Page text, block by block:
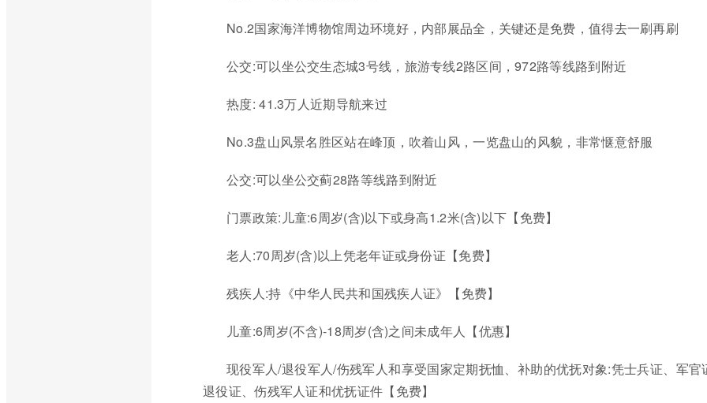
No.2国家海洋博物馆周边环境好，内部展品全，关键还是免费，值得去一刷再刷
公交:可以坐公交生态城3号线，旅游专线2路区间，972路等线路到附近
热度: 41.3万人近期导航来过
No.3盘山风景名胜区站在峰顶，吹着山风，一览盘山的风貌，非常惬意舒服
公交:可以坐公交蓟28路等线路到附近
门票政策:儿童:6周岁(含)以下或身高1.2米(含)以下【免费】
老人:70周岁(含)以上凭老年证或身份证【免费】
残疾人:持《中华人民共和国残疾人证》【免费】
儿童:6周岁(不含)-18周岁(含)之间未成年人【优惠】
现役军人/退役军人/伤残军人和享受国家定期抚恤、补助的优抚对象:凭士兵证、军官
退役证、伤残军人证和优抚证件【免费】